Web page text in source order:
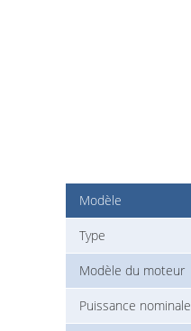
Modèle
Type
Modèle du moteur
Puissance nominale